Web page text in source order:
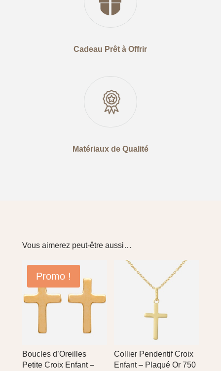
Cadeau Prêt à Offrir
Matériaux de Qualité
Vous aimerez peut-être aussi…
Promo !
Boucles d’Oreilles
Petite Croix Enfant –
Collier Pendentif Croix
Enfant – Plaqué Or 750